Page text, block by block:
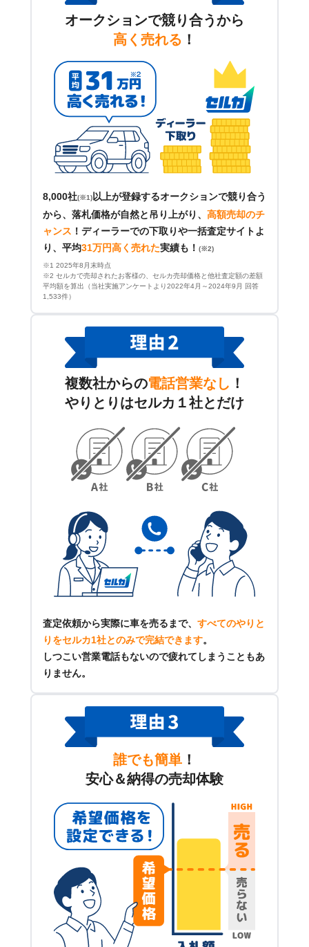
オークションで競り合うから
高く売れる ！
8,000社(※1) 以上が登録するオークションで競り合う
から、落札価格が自然と吊り上がり、 高額売却のチ
ャンス ！ ディーラーでの下取りや一括査定サイトよ
り、平均31万円高く売れた実績も！ (※2)
※1 2025年8月末時点
※2 セルカで売却されたお客様の、セルカ売却価格と他社査定額の差額
平均額を算出（当社実施アンケートより2022年4月～2024年9月 回答
1,533件）
複数社からの電話営業なし ！
やりとりはセルカ１社とだけ
査定依頼から実際に車を売るまで、 すべてのやりと
りをセルカ1社とのみで完結できます。
しつこい営業電話もないので疲れてしまうこともあ
りません。
誰でも簡単 ！
安心＆納得の売却体験